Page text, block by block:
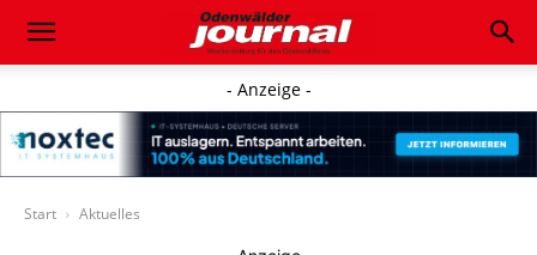
- Anzeige -
Start Aktuelles